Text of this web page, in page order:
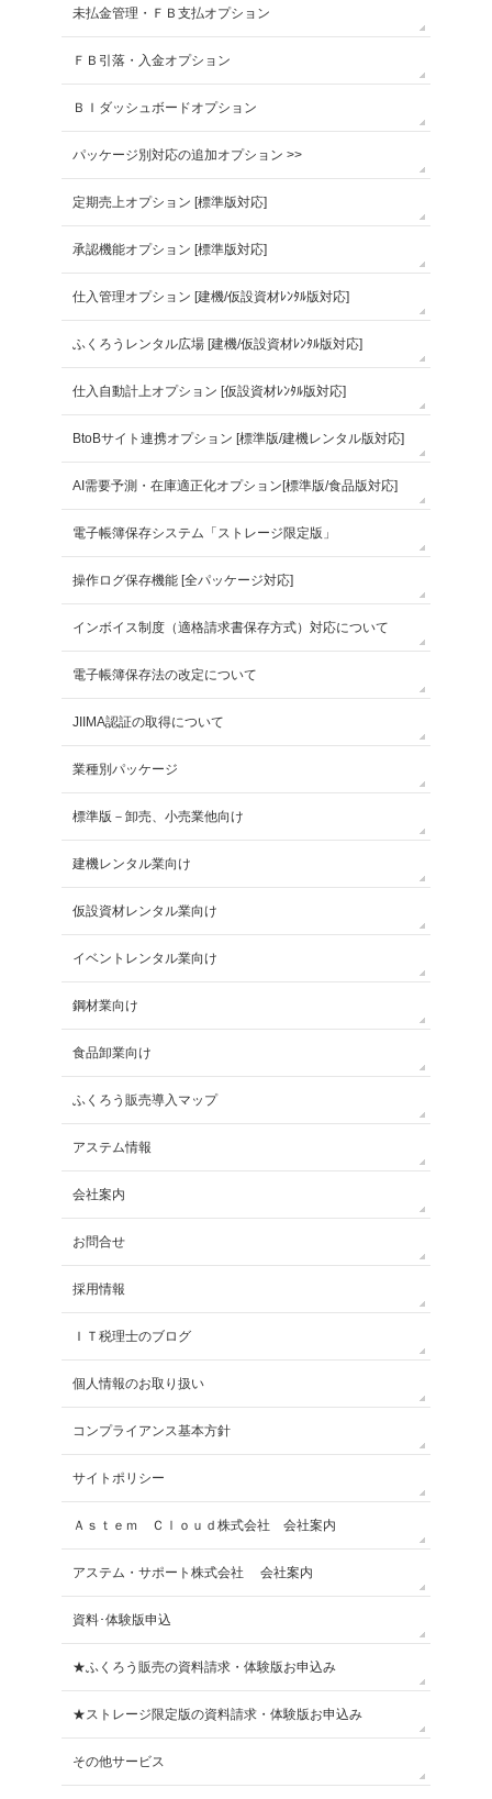
未払金管理・ＦＢ支払オプション
ＦＢ引落・入金オプション
ＢＩダッシュボードオプション
パッケージ別対応の追加オプション >>
定期売上オプション [標準版対応]
承認機能オプション [標準版対応]
仕入管理オプション [建機/仮設資材ﾚﾝﾀﾙ版対応]
ふくろうレンタル広場 [建機/仮設資材ﾚﾝﾀﾙ版対応]
仕入自動計上オプション [仮設資材ﾚﾝﾀﾙ版対応]
BtoBサイト連携オプション [標準版/建機レンタル版対応]
AI需要予測・在庫適正化オプション[標準版/食品版対応]
電子帳簿保存システム「ストレージ限定版」
操作ログ保存機能 [全パッケージ対応]
インボイス制度（適格請求書保存方式）対応について
電子帳簿保存法の改定について
JIIMA認証の取得について
業種別パッケージ
標準版－卸売、小売業他向け
建機レンタル業向け
仮設資材レンタル業向け
イベントレンタル業向け
鋼材業向け
食品卸業向け
ふくろう販売導入マップ
アステム情報
会社案内
お問合せ
採用情報
ＩＴ税理士のブログ
個人情報のお取り扱い
コンプライアンス基本方針
サイトポリシー
Ａｓｔｅｍ Ｃｌｏｕｄ株式会社 会社案内
アステム・サポート株式会社 会社案内
資料･体験版申込
★ふくろう販売の資料請求・体験版お申込み
★ストレージ限定版の資料請求・体験版お申込み
その他サービス